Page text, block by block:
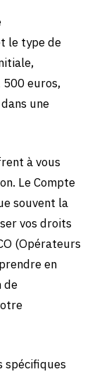
le type de
euros,
une
à vous
Le Compte
souvent la
vos droits
(Opérateurs
en
de
spécifiques